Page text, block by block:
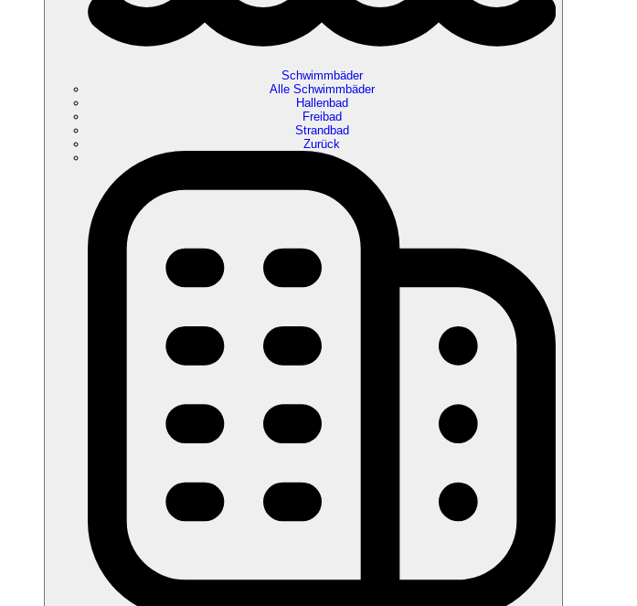
Schwimmbäder
Alle Schwimmbäder
Hallenbad
Freibad
Strandbad
Zurück